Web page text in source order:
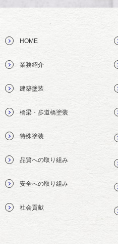
HOME
業務紹介
建築塗装
橋梁・歩道橋塗装
特殊塗装
品質への取り組み
安全への取り組み
社会貢献